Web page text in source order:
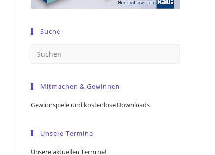
Suche
Mitmachen & Gewinnen
Gewinnspiele und kostenlose Downloads
Unsere Termine
Unsere aktuellen Termine!